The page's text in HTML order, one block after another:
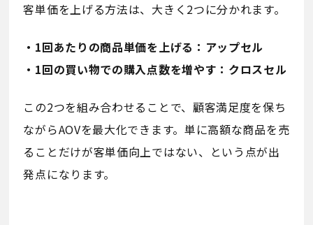
客単価を上げる方法は、大きく2つに分かれます。
・1回あたりの商品単価を上げる：アップセル
・1回の買い物での購入点数を増やす：クロスセル
この2つを組み合わせることで、顧客満足度を保ち
ながらAOVを最大化できます。単に高額な商品を売
ることだけが客単価向上ではない、という点が出
発点になります。